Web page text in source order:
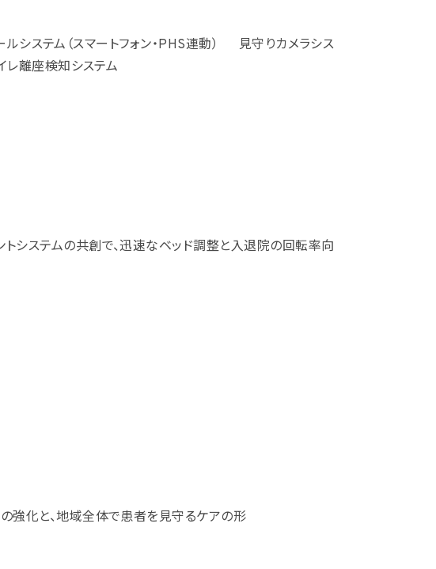
ステム（スマートフォン・PHS連動） 見守りカメラシス
離座検知システム
システムの共創で、迅速なベッド調整と入退院の回転率向
強化と、地域全体で患者を見守るケアの形